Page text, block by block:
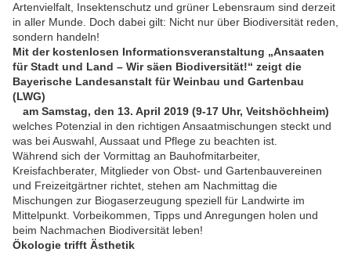
Artenvielfalt, Insektenschutz und grüner Lebensraum sind derzeit
in aller Munde. Doch dabei gilt: Nicht nur über Biodiversität reden,
sondern handeln!
Mit der kostenlosen Informationsveranstaltung „Ansaaten
für Stadt und Land – Wir säen Biodiversität!“ zeigt die
Bayerische Landesanstalt für Weinbau und Gartenbau
(LWG)
am Samstag, den 13. April 2019 (9-17 Uhr, Veitshöchheim)
welches Potenzial in den richtigen Ansaatmischungen steckt und
was bei Auswahl, Aussaat und Pflege zu beachten ist.
Während sich der Vormittag an Bauhofmitarbeiter,
Kreisfachberater, Mitglieder von Obst- und Gartenbauvereinen
und Freizeitgärtner richtet, stehen am Nachmittag die
Mischungen zur Biogaserzeugung speziell für Landwirte im
Mittelpunkt. Vorbeikommen, Tipps und Anregungen holen und
beim Nachmachen Biodiversität leben!
Ökologie trifft Ästhetik